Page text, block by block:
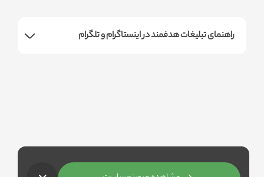
راهنمای تبلیغات هدفمند در اینستاگرام و تلگرام